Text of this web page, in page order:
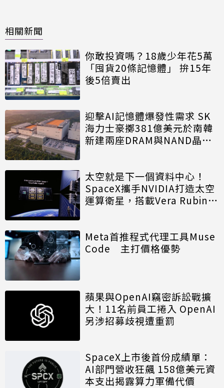
相關新聞
你敢投資嗎？18歲少年花5萬
「囤貨20條記憶體」 拚15年
後5倍賣出
迎擊AI記憶體爆發性需求 SK
海力士豪擲381億美元於南韓
新建兩座DRAM與NAND晶圓
太空就是下一個資料中心！
SpaceX攜手NVIDIA打造太空
運算衛星，搭載Vera Rubin運
Meta首推程式代理工具Muse
Code 主打價格優勢
蘋果與OpenAI竊密訴訟戰擴
大！11名前員工捲入 OpenAI
另涉招募歧視遭重罰
SpaceX上市後首份成績單：
AI部門營收狂飆 158億美元資
本支出揭露算力軍備代價